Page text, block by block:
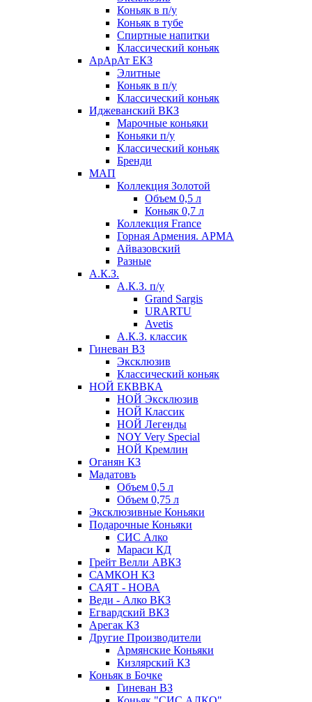
Коньяк в п/у
Коньяк в тубе
Спиртные напитки
Классический коньяк
АрАрАт ЕКЗ
Элитные
Коньяк в п/у
Классический коньяк
Иджеванский ВКЗ
Марочные коньяки
Коньяки п/у
Классический коньяк
Бренди
МАП
Коллекция Золотой
Объем 0,5 л
Коньяк 0,7 л
Коллекция France
Горная Армения. АРМА
Айвазовский
Разные
А.К.З.
А.К.З. п/у
Grand Sargis
URARTU
Avetis
А.К.З. классик
Гиневан ВЗ
Эксклюзив
Классический коньяк
НОЙ ЕКВВКА
НОЙ Эксклюзив
НОЙ Классик
НОЙ Легенды
NOY Very Speсial
НОЙ Кремлин
Оганян КЗ
Мадатовъ
Объем 0,5 л
Объем 0,75 л
Эксклюзивные Коньяки
Подарочные Коньяки
СИС Алко
Мараси КД
Грейт Велли АВКЗ
САМКОН КЗ
САЯТ - НОВА
Веди - Алко ВКЗ
Егвардский ВКЗ
Арегак КЗ
Другие Производители
Армянские Коньяки
Кизлярский КЗ
Коньяк в Бочке
Гиневан ВЗ